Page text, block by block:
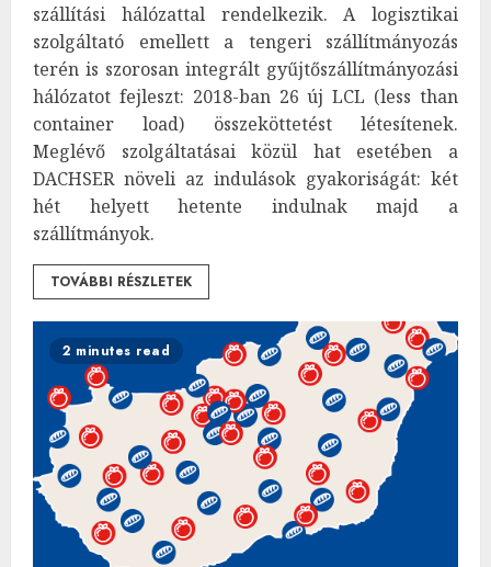
szállítási hálózattal rendelkezik. A logisztikai
szolgáltató emellett a tengeri szállítmányozás
terén is szorosan integrált gyűjtőszállítmányozási
hálózatot fejleszt: 2018-ban 26 új LCL (less than
container load) összeköttetést létesítenek.
Meglévő szolgáltatásai közül hat esetében a
DACHSER növeli az indulások gyakoriságát: két
hét helyett hetente indulnak majd a
szállítmányok.
TOVÁBBI RÉSZLETEK
2 minutes read